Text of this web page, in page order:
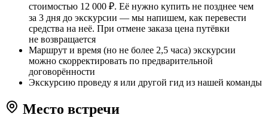
стоимостью 12 000 ₽. Её нужно купить не позднее чем
за 3 дня до экскурсии — мы напишем, как перевести
средства на неё. При отмене заказа цена путёвки
не возвращается
Маршрут и время (но не более 2,5 часа) экскурсии
можно скорректировать по предварительной
договорённости
Экскурсию проведу я или другой гид из нашей команды
Место встречи